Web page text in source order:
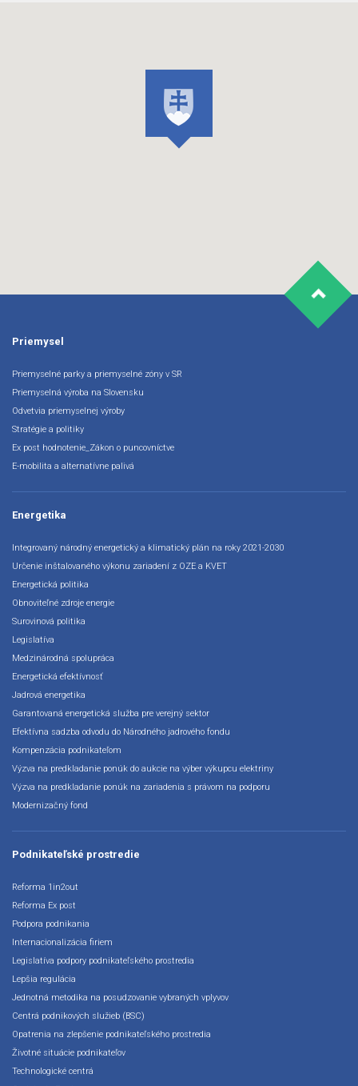
Priemysel
Priemyselné parky a priemyselné zóny v SR
Priemyselná výroba na Slovensku
Odvetvia priemyselnej výroby
Stratégie a politiky
Ex post hodnotenie_Zákon o puncovníctve
E-mobilita a alternatívne palivá
Energetika
Integrovaný národný energetický a klimatický plán na roky 2021-2030
Určenie inštalovaného výkonu zariadení z OZE a KVET
Energetická politika
Obnoviteľné zdroje energie
Surovinová politika
Legislatíva
Medzinárodná spolupráca
Energetická efektívnosť
Jadrová energetika
Garantovaná energetická služba pre verejný sektor
Efektívna sadzba odvodu do Národného jadrového fondu
Kompenzácia podnikateľom
Výzva na predkladanie ponúk do aukcie na výber výkupcu elektriny
Výzva na predkladanie ponúk na zariadenia s právom na podporu
Modernizačný fond
Podnikateľské prostredie
Reforma 1in2out
Reforma Ex post
Podpora podnikania
Internacionalizácia firiem
Legislatíva podpory podnikateľského prostredia
Lepšia regulácia
Jednotná metodika na posudzovanie vybraných vplyvov
Centrá podnikových služieb (BSC)
Opatrenia na zlepšenie podnikateľského prostredia
Životné situácie podnikateľov
Technologické centrá